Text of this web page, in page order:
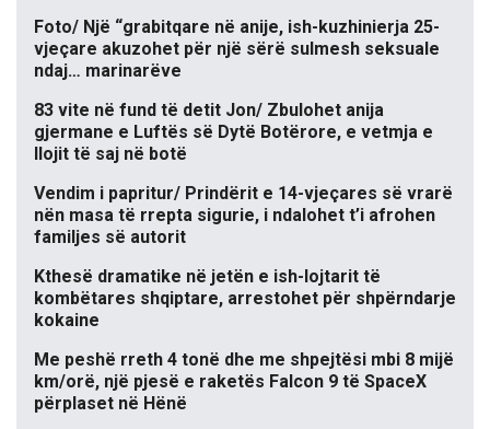
Foto/ Një “grabitqare në anije, ish-kuzhinierja 25-
vjeçare akuzohet për një sërë sulmesh seksuale
ndaj… marinarëve
83 vite në fund të detit Jon/ Zbulohet anija
gjermane e Luftës së Dytë Botërore, e vetmja e
llojit të saj në botë
Vendim i papritur/ Prindërit e 14-vjeçares së vrarë
nën masa të rrepta sigurie, i ndalohet t’i afrohen
familjes së autorit
Kthesë dramatike në jetën e ish-lojtarit të
kombëtares shqiptare, arrestohet për shpërndarje
kokaine
Me peshë rreth 4 tonë dhe me shpejtësi mbi 8 mijë
km/orë, një pjesë e raketës Falcon 9 të SpaceX
përplaset në Hënë